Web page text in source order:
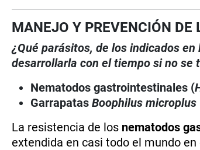
MANEJO Y PREVENCIÓN DE
¿Qué parásitos, de los indicados
desarrollarla con el tiempo si no se
Nematodos gastrointestinales (
GarrapatasBoophilus microplus
La resistencia de los nematodos
extendida en casi todo el mundo